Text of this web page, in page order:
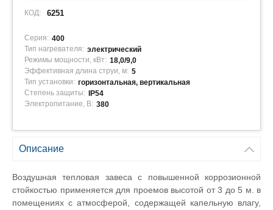
КОД: 6251
Серия: 400
Тип нагревателя: электрический
Режимы мощности, кВт: 18,0/9,0
Эффективная длина струи, м: 5
Тип установки: горизонтальная, вертикальная
Степень защиты:
IP54
Электропитание, В: 380
Описание
Воздушная тепловая завеса с повышенной коррозионной
стойкостью применяется для проемов высотой от 3 до 5 м. в
помещениях с атмосферой, содержащей капельную влагу,